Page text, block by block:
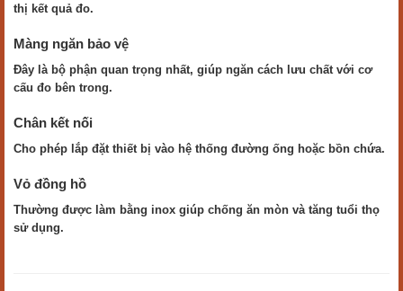
thị kết quả đo.
Màng ngăn bảo vệ
Đây là bộ phận quan trọng nhất, giúp ngăn cách lưu chất với cơ
cấu đo bên trong.
Chân kết nối
Cho phép lắp đặt thiết bị vào hệ thống đường ống hoặc bồn chứa.
Vỏ đồng hồ
Thường được làm bằng inox giúp chống ăn mòn và tăng tuổi thọ
sử dụng.